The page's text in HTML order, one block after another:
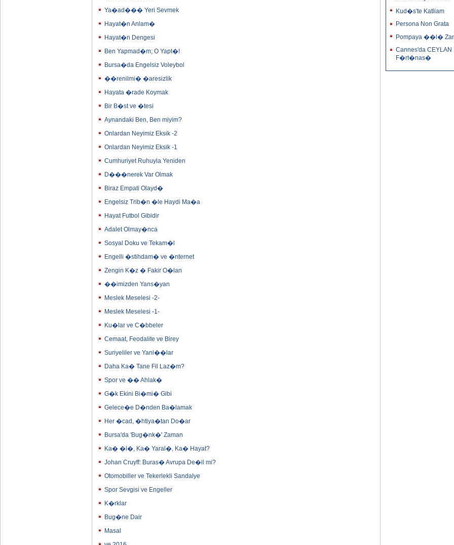
Ya�ad��� Yeri Sevmek
Hayat�n Anlam�
Hayat�n Dengesi
Ben Yapmad�m; O Yapt�!
Bursa�da Engelsiz Voleybol
��renilmi� �aresizlik
Hayata �rade Koymak
Bir B�st ve �tesi
Aynandaki Ben, Ben miyim?
Onlardan Neyimiz Eksik -2
Onlardan Neyimiz Eksik -1
Cumhuriyet Ruhuyla Yeniden
D���nerek Var Olmak
Biraz Empati Olayd�
Engelsiz Trib�n �le Haydi Ma�a
Hayat Futbol Gibidir
Adalet Olmay�nca
Sosyal Doku ve Tekam�l
Engelli �stihdam� ve �nternet
Zengin K�z � Fakir O�lan
��imizden Yans�yan
Meslek Meselesi -2-
Meslek Meselesi -1-
Ku�lar ve C�bbeler
Cemaat, Feodalite ve Birey
Suriyeliler ve Yanl��lar
Daha Ka� Tane Fil Laz�m?
Spor ve �� Ahlak�
G�k Ekini Bi�mi� Gibi
Gelece�e D�nden Ba�lamak
Her �cad, �htiya�tan Do�ar
Bursa'da 'Bug�nk�' Zaman
Ka� �l�, Ka� Yaral�, Ka� Hayat?
Johan Cruyff: Buras� Avrupa De�il mi?
Otomobiller ve Tekerlekli Sandalye
Spor Sevgisi ve Engeller
K�rklar
Bug�ne Dair
Masal
Kud�s'te Katliam
Persona Non Grata
Pompaya ��l�
Cannes'da CEYLAN
F�rt�nas�